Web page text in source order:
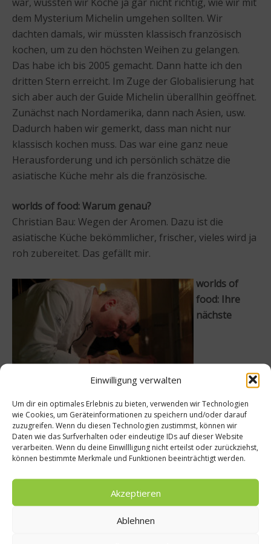
Einwilligung verwalten
Um dir ein optimales Erlebnis zu bieten, verwenden wir Technologien
wie Cookies, um Geräteinformationen zu speichern und/oder darauf
zuzugreifen. Wenn du diesen Technologien zustimmst, können wir
Daten wie das Surfverhalten oder eindeutige IDs auf dieser Website
verarbeiten. Wenn du deine Einwillligung nicht erteilst oder zurückziehst,
können bestimmte Merkmale und Funktionen beeinträchtigt werden.
Akzeptieren
Ablehnen
dem Mysterium Michelin umgehen sollten. Wir
dachten damals, wir müssten klassisch französisch
kochen, um zu den höchsten Weihen zu gelangen.
Das habe ich bis 2005 gemacht. Dann hatte ich den
dritten Stern erreicht. Im Zuge der Globalisierung hat
sich aber auch der Guide Michelin überallhin geöffnet.
Zunächst nach Nordamerika, dann nach Asien, usw.
Dadurch haben wir gemerkt, dass man nicht nur
klassisch kochen muss. Das war eine ganz neue
Herausforderung und ich persönlich schätze die
asiatische Küche mehr als die französische.
worlds of food: Warum genau?
Christian Bau: Wegen der Aromen. Dazu ist die
asiatische Küche bekömmlicher, frischer, vieles wird ja
roh zubereitet. Das gefällt mir.
worlds of
food: Ihre
nächste
Entwicklungsstufe war die „Carte Blanche“, die Sie in
Ihrem Restaurant anbieten. Was muss man sich
darunter vorstellen?
Christian Bau: Eine blanke Karte, ohne fertige Menüs.
Die wichtigste Rolle spielt dabei meine Frau, die die
Wünsche unserer Gäste entgegen nimmt. Sie kennt
die Denkweise des Kochs und kitzelt draußen am
Tisch sehr genau heraus, was die Präferenzen der